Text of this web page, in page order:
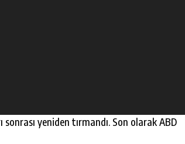
yeniden tırmandı. Son olarak ABD